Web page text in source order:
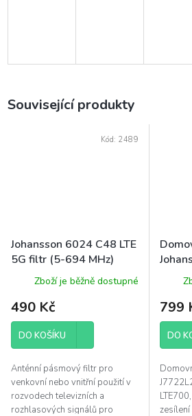
Související produkty
Johansson 6024 C48 LTE
5G filtr (5-694 MHz)
Zboží je běžně dostupné
490 Kč
DO KOŠÍKU
Anténní pásmový filtr pro
venkovní nebo vnitřní použití v
rozvodech televizních a
rozhlasových signálů pro
Kód: 2489
LTE
VHF/
799
DO